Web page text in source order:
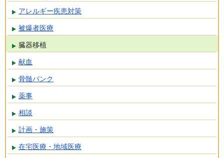
アレルギー疾患対策
被爆者医療
臓器移植
献血
骨髄バンク
薬事
相談
計画・施策
在宅医療・地域医療